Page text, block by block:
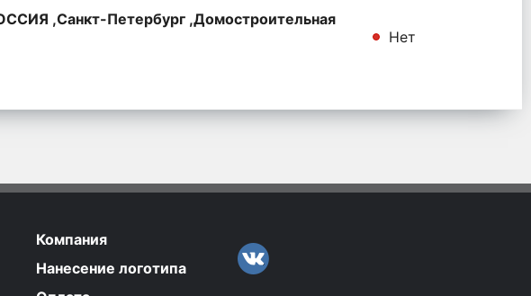
,Санкт-Петербург ,Домостроительная
Нет
Компания
Нанесение логотипа